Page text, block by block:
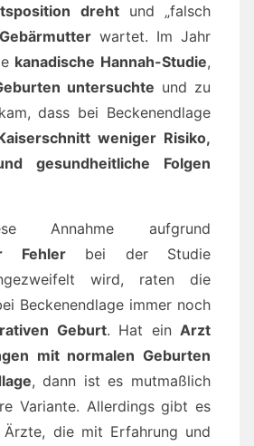
drehtund „falsch
Gebärmutterwartet. Im Jahr
kanadische Hannah-Studie,
untersuchte und zu
dass bei Beckenendlage
weniger Risiko,
gesundheitliche Folgen
Annahme aufgrund
Fehlerbei der Studie
wird, raten die
Beckenendlage immer noch
Geburt. Hat ein Arzt
mit normalen Geburten
, dann ist es mutmaßlich
Variante. Allerdings gibt es
die mit Erfahrung und